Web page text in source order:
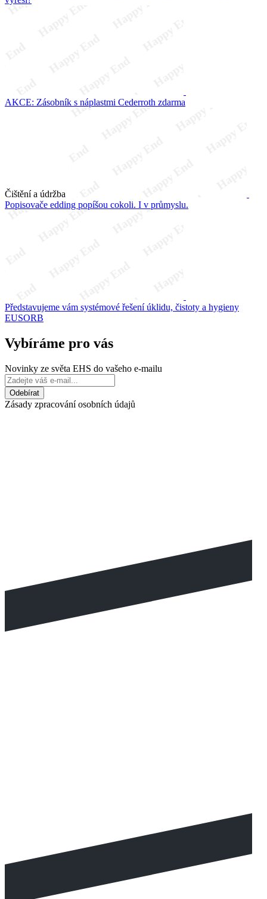
AKCE: Zásobník s náplastmi Cederroth zdarma
Čištění a údržba
Popisovače edding popíšou cokoli. I v průmyslu.
Představujeme vám systémové řešení úklidu, čistoty a hygieny
EUSORB
Vybíráme pro vás
Novinky ze světa EHS do vašeho e-mailu
Zásady zpracování osobních údajů